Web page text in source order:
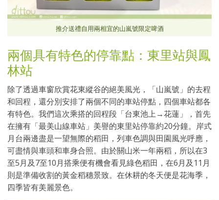
推介送禮自用兩相宜的山嵐號限定啤酒
兩個具有特色的停靠點：東里站與鳳
林站
除了透過車窗欣賞花東縱谷的絕美風光，「山嵐號」的去程
和回程，還分別安排了兩個不同的車站停點，四個車站都各
有特色。我們這次乘搭的回程段「台東池上→花蓮」，首先
在擁有「最美山線車站」美譽的東里站停靠約20分鐘。岸式
月台兩邊盡是一望無際的稻田，列車色調與田園風光呼應，
可盡情與車頭和車身合照。由於關山米一年兩稻，所以在3
至5月及7至10月搭乘便有機會看見綠色稻田，在6月及11月
則是準備收割的黃金稻穗景致。在休耕的冬天便是花海季，
四季皆有美麗景色。